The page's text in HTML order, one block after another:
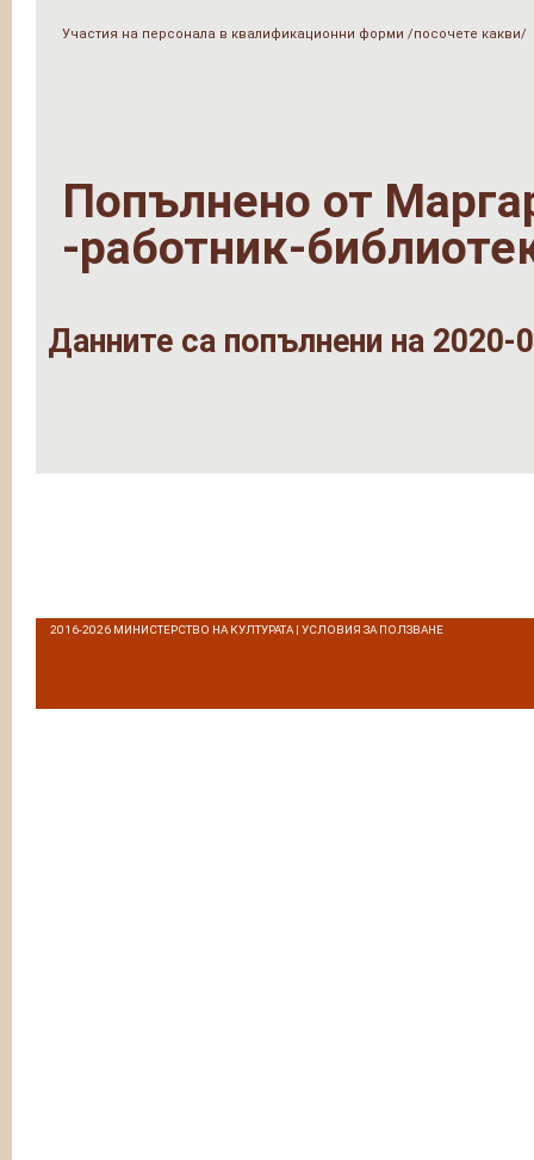
Участия на персонала в квалификационни форми /посочете какви/
Попълнено от
-работник-
Данните са попълнени на 2020-
2016-2026 МИНИСТЕРСТВО НА КУЛТУРАТА | УСЛОВИЯ ЗА ПОЛЗВАНЕ